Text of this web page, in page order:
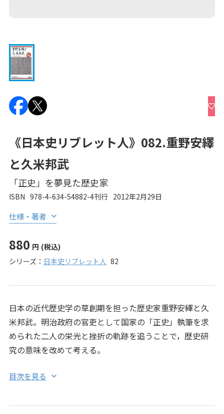
《日本史リブレット人》082.重野安繹
と久米邦武
「正史」を夢見た歴史家
ISBN 978-4-634-54882-4刊行 2012年2月29日
仕様・著者
880 円 (税込)
シリーズ： 日本史リブレット人 82
日本の近代歴史学の草創期を担った歴史家重野安繹と久
米邦武。明治政府の官吏として国家の「正史」執筆を求
められた二人の栄光と挫折の軌跡を追うことで，歴史研
究の意味を改めて考える。
目次を見る